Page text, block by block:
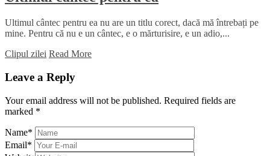
Ultimul cântec pentru ea nu are un titlu corect, dacă mă întrebați pe
mine. Pentru că nu e un cântec, e o mărturisire, e un adio,...
Clipul zilei Read More
Leave a Reply
Your email address will not be published. Required fields are
marked *
Name*
Email*